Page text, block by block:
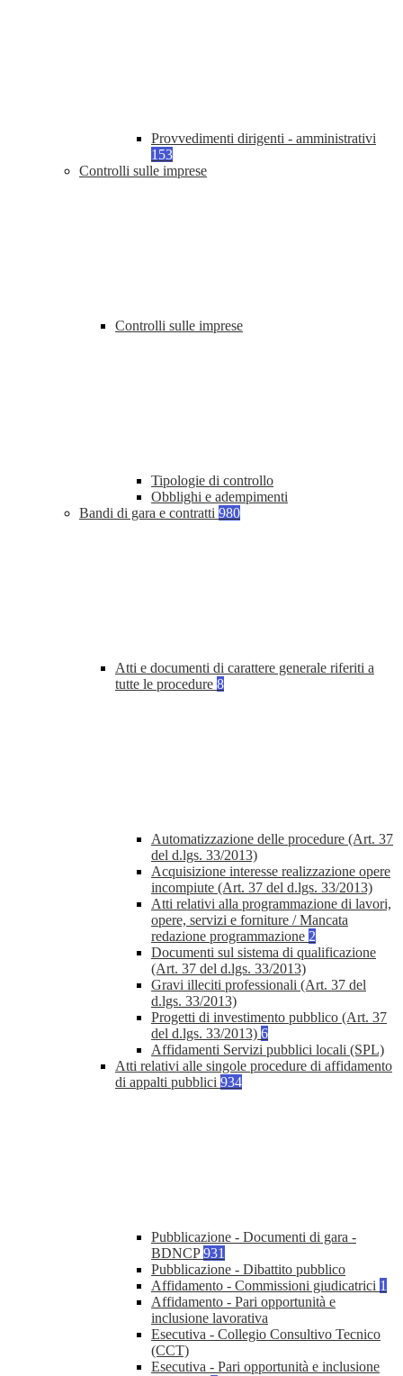
Provvedimenti dirigenti - amministrativi
153
Controlli sulle imprese
Controlli sulle imprese
Tipologie di controllo
Obblighi e adempimenti
Bandi di gara e contratti 980
Atti e documenti di carattere generale riferiti a
tutte le procedure 8
Automatizzazione delle procedure (Art. 37
del d.lgs. 33/2013)
Acquisizione interesse realizzazione opere
incompiute (Art. 37 del d.lgs. 33/2013)
Atti relativi alla programmazione di lavori,
opere, servizi e forniture / Mancata
redazione programmazione 2
Documenti sul sistema di qualificazione
(Art. 37 del d.lgs. 33/2013)
Gravi illeciti professionali (Art. 37 del
d.lgs. 33/2013)
Progetti di investimento pubblico (Art. 37
del d.lgs. 33/2013) 6
Affidamenti Servizi pubblici locali (SPL)
Atti relativi alle singole procedure di affidamento
di appalti pubblici 934
Pubblicazione - Documenti di gara -
BDNCP931
Pubblicazione - Dibattito pubblico
Affidamento - Commissioni giudicatrici 1
Affidamento - Pari opportunità e
inclusione lavorativa
Esecutiva - Collegio Consultivo Tecnico
(CCT)
Esecutiva - Pari opportunità e inclusione